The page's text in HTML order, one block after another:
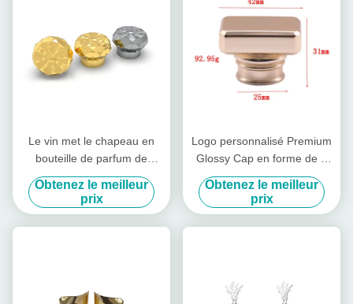
Le vin met le chapeau en
bouteille de parfum de
Zamac
Obtenez le meilleur
prix
Logo personnalisé Premium
Glossy Cap en forme de T
Zamac Cap parfumé pour
Fea 15
Obtenez le meilleur
prix